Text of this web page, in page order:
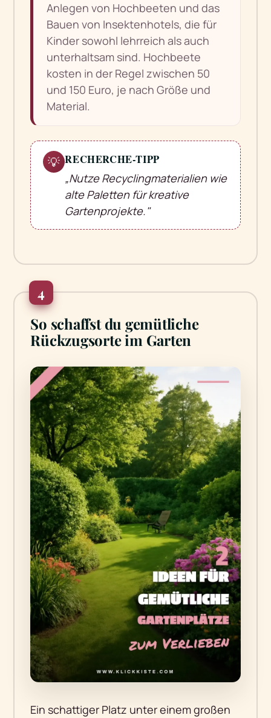
Anlegen von Hochbeeten und das
Bauen von Insektenhotels, die für
Kinder sowohl lehrreich als auch
unterhaltsam sind. Hochbeete
kosten in der Regel zwischen 50
und 150 Euro, je nach Größe und
Material.
💡 RECHERCHE-TIPP
„Nutze Recyclingmaterialien wie
alte Paletten für kreative
Gartenprojekte."
4
So schaffst du gemütliche
Rückzugsorte im Garten
Ein schattiger Platz unter einem großen